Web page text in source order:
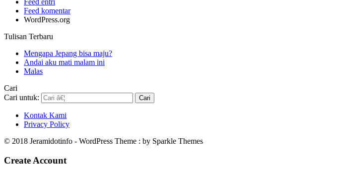
Feed entri
Feed komentar
WordPress.org
Tulisan Terbaru
Mengapa Jepang bisa maju?
Andai aku mati malam ini
Malas
Cari
Cari untuk:
Kontak Kami
Privacy Policy
© 2018 Jeramidotinfo - WordPress Theme : by Sparkle Themes
Create Account